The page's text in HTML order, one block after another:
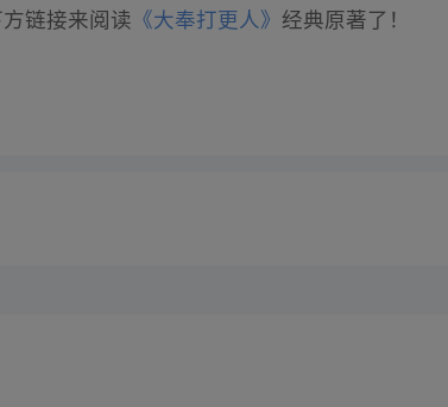
链接来阅读 《大奉打更人》 经典原著了！